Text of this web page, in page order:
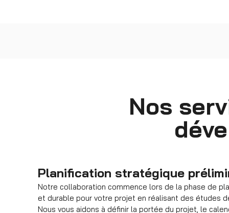
Nos
Planification stratégique
Notre collaboration commence lors de la phase de
et durable pour votre projet en réalisant des études
Nous vous aidons à définir la portée du projet, le